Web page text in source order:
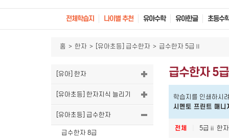
전체학습지 나이별 추천 유아수학 유아한글 초등수
홈 > 한자 > [유아초등] 급수한자 > 급수한자 5급Ⅱ
[유아] 한자
[유아초등] 한자지식 늘리기
[유아초등] 급수한자
급수한자 8급
급수한자 5
학습지를 인쇄하시
시멘토 프린트 매니
전체 5급ⅱ 한자